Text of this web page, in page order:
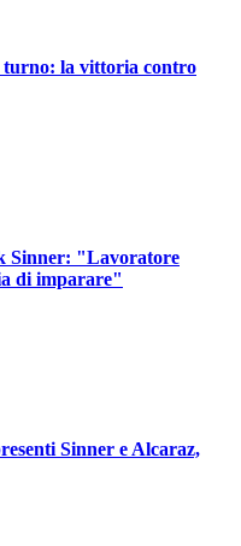
la vittoria contro
Sinner: "Lavoratore
di imparare"
Sinner e Alcaraz,